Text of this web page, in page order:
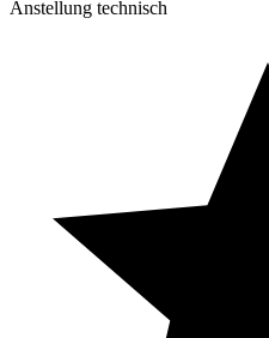
Anstellung technisch